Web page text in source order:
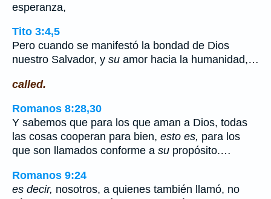
esperanza,
Tito 3:4,5
Pero cuando se manifestó la bondad de Dios
nuestro Salvador, y su amor hacia la humanidad,…
called.
Romanos 8:28,30
Y sabemos que para los que aman a Dios, todas
las cosas cooperan para bien, esto es, para los
que son llamados conforme a su propósito.…
Romanos 9:24
es decir, nosotros, a quienes también llamó, no